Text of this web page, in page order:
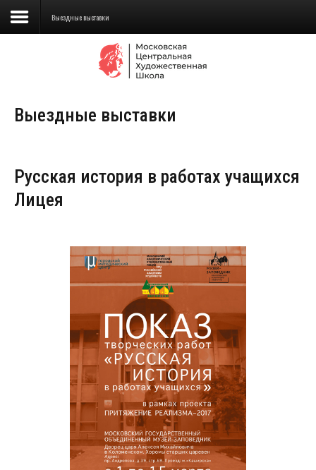
Сведения об образовательной
Школа
Детская Художественная школа
Поступающим
Курсы повышения квалификации
Центр непрерывного образования
Творческий инкубатор
Выездные выставки
Выездные выставки
Русская история в работах учащихся
Лицея